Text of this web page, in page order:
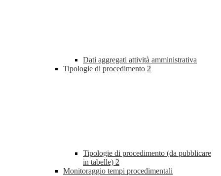
Dati aggregati attività amministrativa
Tipologie di procedimento 2
Tipologie di procedimento (da pubblicare
in tabelle) 2
Monitoraggio tempi procedimentali